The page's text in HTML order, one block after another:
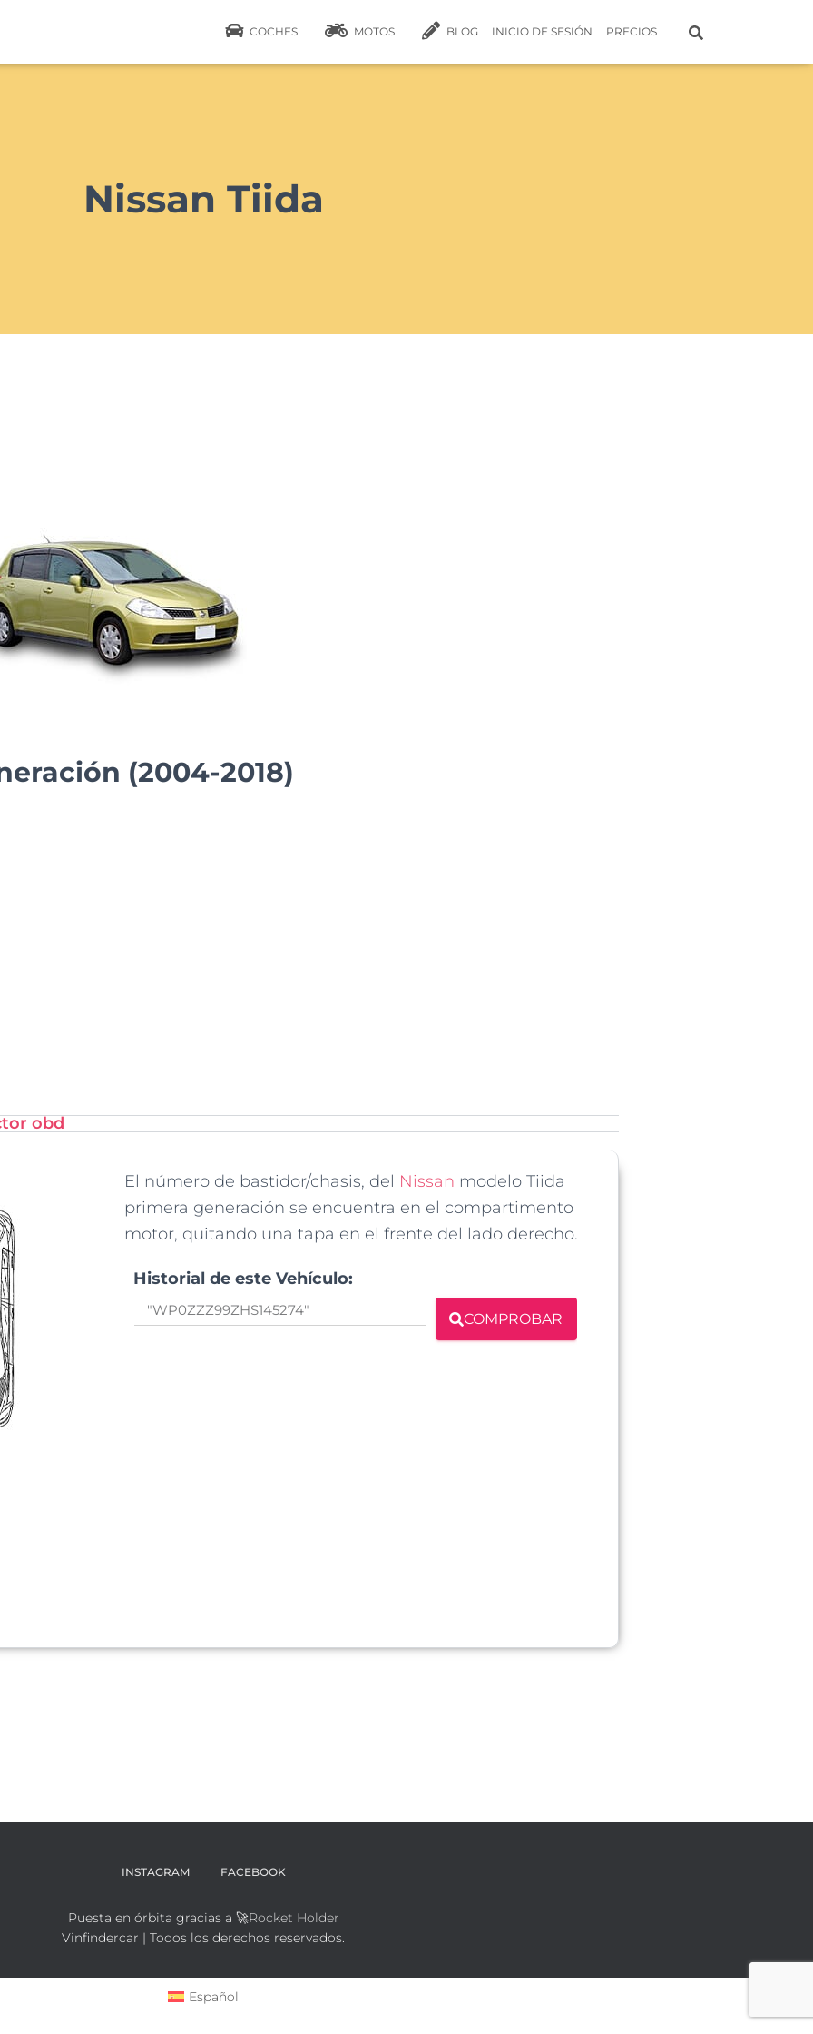
COCHES MOTOS BLOG INICIO DE SESIÓN PRECIOS
Nissan Tiida
(2004-2018)
obd
El número de bastidor/chasis, del Nissan modelo Tiida
primera generación se encuentra en el compartimento
motor, quitando una tapa en el frente del lado derecho.
Historial de este Vehículo:
COMPROBAR
INSTAGRAM FACEBOOK
Puesta en órbita gracias a 🚀Rocket Holder
Vinfindercar | Todos los derechos reservados.
Español